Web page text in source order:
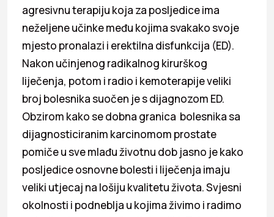
agresivnu terapiju koja za posljedice ima
neželjene učinke među kojima svakako svoje
mjesto pronalazi i erektilna disfunkcija (ED).
Nakon učinjenog radikalnog kirurškog
liječenja, potom i radio i kemoterapije veliki
broj bolesnika suočen je s dijagnozom ED.
Obzirom kako se dobna granica bolesnika sa
dijagnosticiranim karcinomom prostate
pomiče u sve mlađu životnu dob jasno je kako
posljedice osnovne bolesti i liječenja imaju
veliki utjecaj na lošiju kvalitetu života. Svjesni
okolnosti i podneblja u kojima živimo i radimo